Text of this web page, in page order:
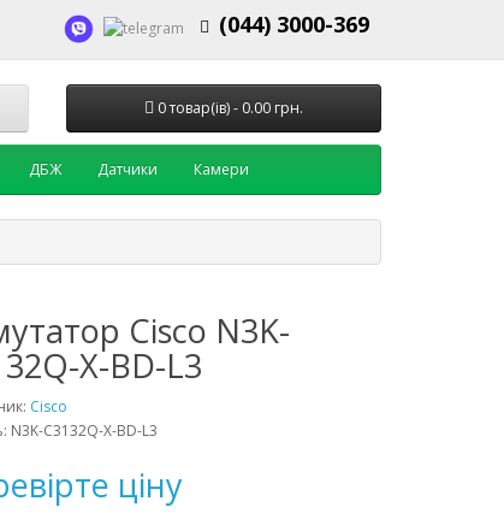
(044) 3000-369
0 товар(ів) - 0.00 грн.
ДБЖ Датчики Камери
Cisco N3K-
X-BD-L3
Cisco
N3K-C3132Q-X-BD-L3
ціну